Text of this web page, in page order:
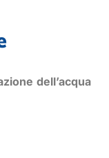
dell’acqua